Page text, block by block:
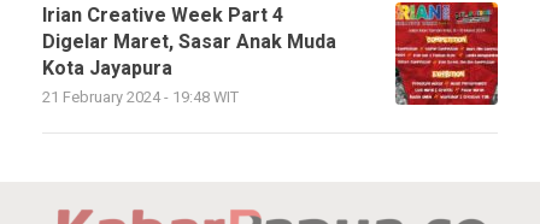
Irian Creative Week Part 4
Digelar Maret, Sasar Anak Muda
Kota Jayapura
21 February 2024 - 19:48 WIT